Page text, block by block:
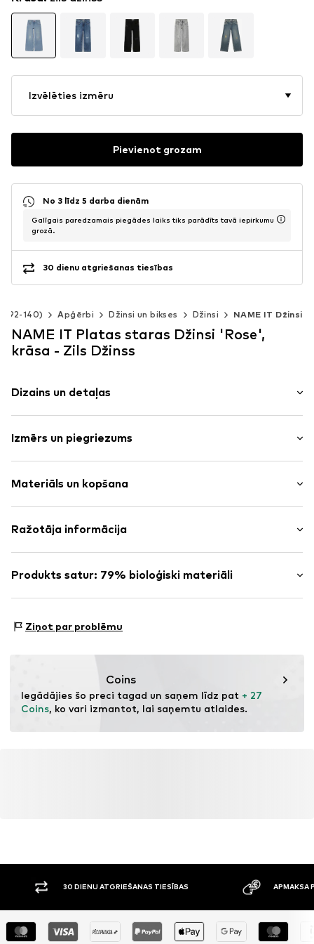
Izvēlēties izmēru
Pievienot grozam
No 3 līdz 5 darba dienām
Galīgais paredzamais piegādes laiks tiks parādīts tavā iepirkumu
grozā.
30 dienu atgriešanas tiesības
92-140) Apģērbi Džinsi un bikses Džinsi NAME IT Džinsi
NAME IT Platas staras Džinsi 'Rose',
krāsa - Zils Džinss
Dizains un detaļas
Džinss
Iznīcināts
Ielāpi
Pogu aizdare
Rāvējslēdzējs
Izmērs un piegriezums
Piegriezums: Platas staras
Materiāls un kopšana
Materiāls: 79% Kokvilna, 21% Poliesters - PES
Ražotāja informācija
Fredskovvej 5
DK
Produkts satur: 79% bioloģiski materiāli
revīziju
Ši prece satur organiskas izejvielas, kas audzētas, lai
bioloģisko lauksaimniecību, izvairoties no ģenētiskās
modifikācijas un ierobežojot ūdens un ķīmiskā mēslojuma
izmantošanu.
Ziņot par problēmu
Coins
Iegādājies šo preci tagad un saņem līdz pat + 27
Coins, ko vari izmantot, lai saņemtu atlaides.
TIESĪBAS APMAKSA PREČU PIEGĀDES BRĪDĪ